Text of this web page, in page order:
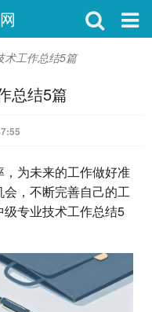
术工作总结5篇
总结5篇
为未来的工作做好准
，不断完善自己的工
专业技术工作总结5